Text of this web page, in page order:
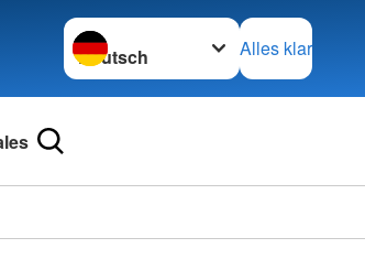
Sprache wechseln zu
Alles klar